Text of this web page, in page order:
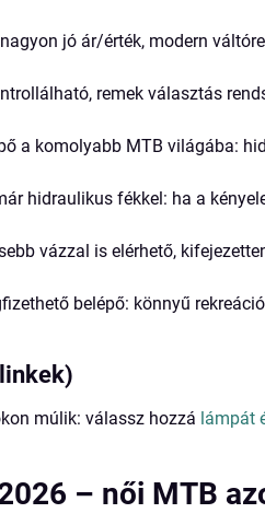
jó ár/érték, modern
remek választás
a komolyabb MTB világába:
hidraulikus fékkel: ha a
vázzal is elérhető,
belépő: könnyű
múlik: válassz hozzá lámpát
– női MTB